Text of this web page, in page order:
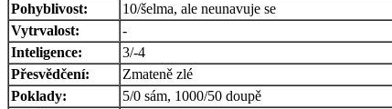
Pohyblivost:
10/šelma, ale neunavuje se
Vytrvalost:
-
Inteligence:
3/-4
Přesvědčení:
Zmateně zlé
Poklady:
5/0 sám, 1000/50 doupě